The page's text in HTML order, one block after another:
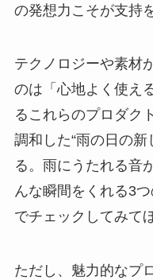
の発想力こそが支持
テクノロジーや素材
のは「心地よく使え
るこれらのプロダク
調和した“雨の日の新
る。雨にうたれる
んな瞬間をくれる3
でチェックしてみて
ただし、魅力的なプ